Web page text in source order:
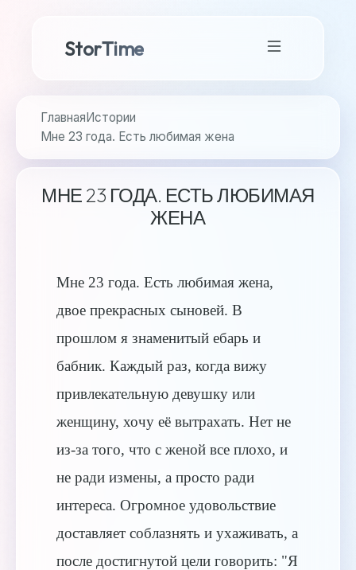
StorTime
ГлавнаяИстории
Мне 23 года. Есть любимая жена
МНЕ 23 ГОДА. ЕСТЬ ЛЮБИМАЯ
ЖЕНА
Мне 23 года. Есть любимая жена,
двое прекрасных сыновей. В
прошлом я знаменитый ебарь и
бабник. Каждый раз, когда вижу
привлекательную девушку или
женщину, хочу её вытрахать. Нет не
из-за того, что с женой все плохо, и
не ради измены, а просто ради
интереса. Огромное удовольствие
доставляет соблазнять и ухаживать, а
после достигнутой цели говорить: "Я